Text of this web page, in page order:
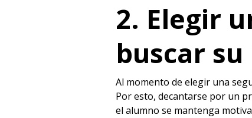
2. Elegir
buscar
Al momento de elegir una
Por esto, decantarse por un
el alumno se mantenga